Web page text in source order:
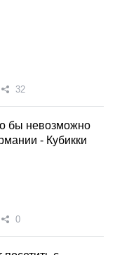
32
бы невозможно
- Кубикки
0